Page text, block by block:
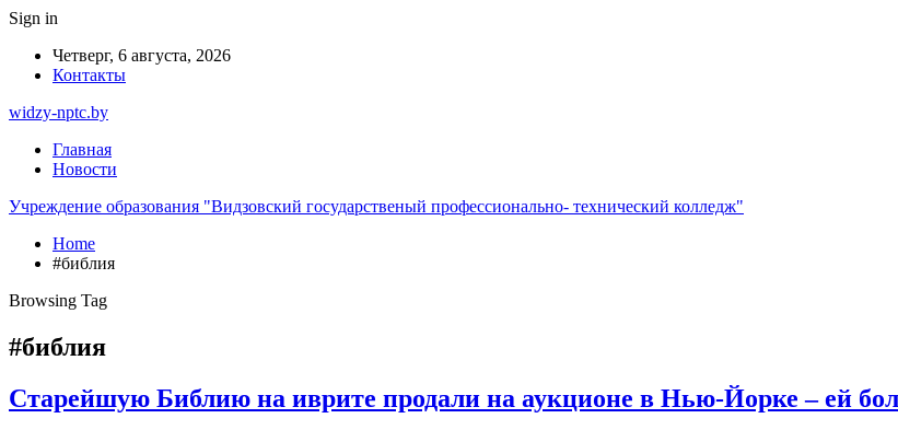
Sign in
Четверг, 6 августа, 2026
Контакты
widzy-nptc.by
Главная
Новости
Учреждение образования "Видзовский государственый профессионально- технический колледж"
Home
#библия
Browsing Tag
#библия
Старейшую Библию на иврите продали на аукционе в Нью-Йорке – ей